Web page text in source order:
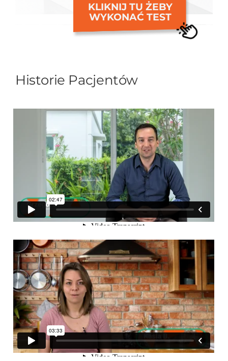
KLIKNIJ TU ŻEBY
WYKONAĆ TEST
Historie Pacjentów